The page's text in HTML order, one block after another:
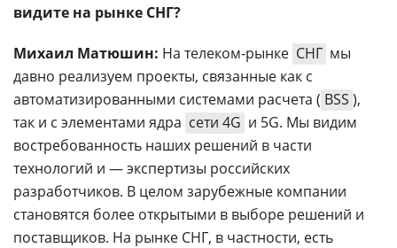
видите на рынке СНГ?
Михаил Матюшин: На телеком-рынке СНГ мы
давно реализуем проекты, связанные как с
автоматизированными системами расчета ( BSS ),
так и с элементами ядра сети 4G и 5G. Мы видим
востребованность наших решений в части
технологий и — экспертизы российских
разработчиков. В целом зарубежные компании
становятся более открытыми в выборе решений и
поставщиков. На рынке СНГ, в частности, есть